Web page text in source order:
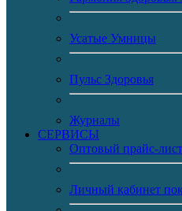
Усатые Умницы
Пульс Здоровья
Журналы
CЕРВИСЫ
Оптовый прайс-лист
Личный кабинет